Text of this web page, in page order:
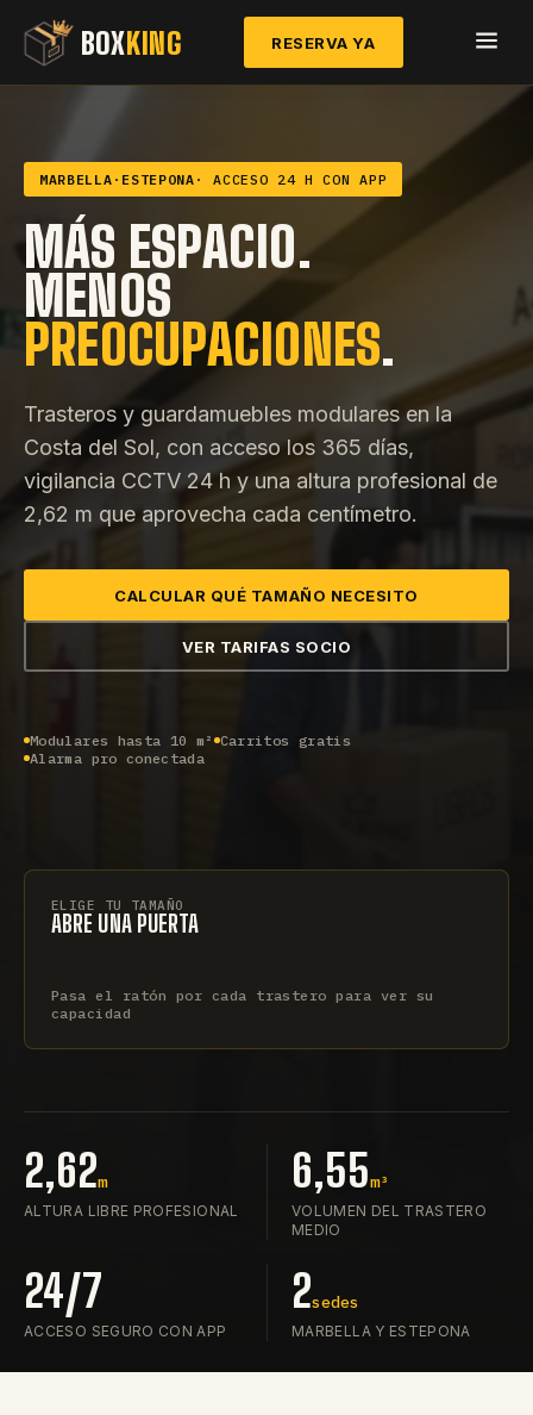
BOXKING RESERVA YA
MARBELLA · ESTEPONA · ACCESO 24 H CON APP
MÁS ESPACIO.
MENOS
PREOCUPACIONES.
Trasteros y guardamuebles modulares en la
Costa del Sol, con acceso los 365 días,
vigilancia CCTV 24 h y una altura profesional de
2,62 m que aprovecha cada centímetro.
CALCULAR QUÉ TAMAÑO NECESITO
VER TARIFAS SOCIO
Modulares hasta 10 m² Carritos gratis
Alarma pro conectada
ELIGE TU TAMAÑO
ABRE UNA PUERTA
2,0 m² 2,5 m²
PLUS
3,0 m²
GRANDE
3,5 m²
Pasa el ratón por cada trastero para ver su
capacidad
2,62m
ALTURA LIBRE PROFESIONAL
6,55m³
VOLUMEN DEL TRASTERO
MEDIO
24/7
ACCESO SEGURO CON APP
2sedes
MARBELLA Y ESTEPONA